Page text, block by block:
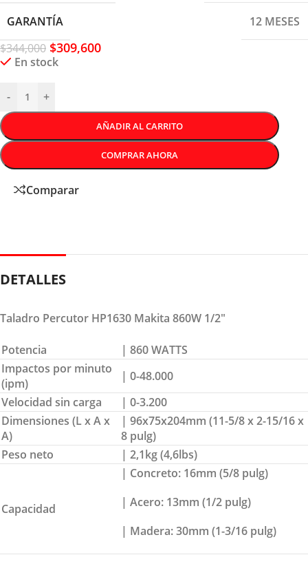
GARANTÍA
12 MESES
$344,000 $309,600
En stock
- +
AÑADIR AL CARRITO
COMPRAR AHORA
Comparar
DETALLES
Taladro Percutor HP1630 Makita 860W 1/2″
Potencia
| 860 WATTS
Impactos por minuto
(ipm)
| 0-48.000
Velocidad sin carga
| 0-3.200
Dimensiones (L x A x
A)
| 96x75x204mm (11-5/8 x 2-15/16 x
8 pulg)
Peso neto
| 2,1kg (4,6lbs)
Capacidad
| Concreto: 16mm (5/8 pulg)
| Acero: 13mm (1/2 pulg)
| Madera: 30mm (1-3/16 pulg)